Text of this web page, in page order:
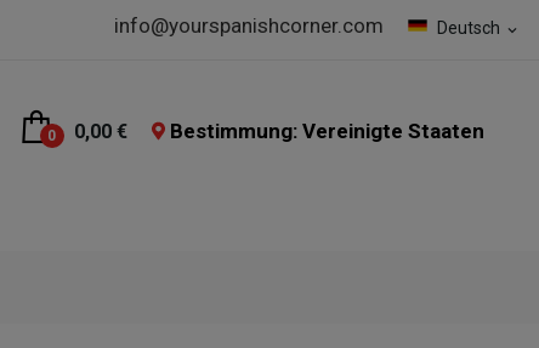
Deutsch expand_more
info@yourspanishcorner.com
0 0,00 € Bestimmung: Vereinigte Staaten